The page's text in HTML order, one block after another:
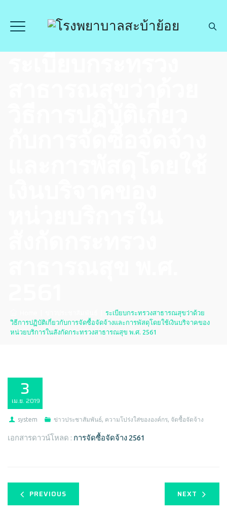
ระเบียบกระทรวง
ระเบียบกระทรวงสาธารณสุขว่าด้วย
วิธีการปฏิบัติเกี่ยวกับการจัดซื้อจัดจ้างและการพัสดุโดยใช้เงินบริจาคของ
หน่วยบริการในสังกัดกระทรวงสาธารณสุข พ.ศ. 2561
3
เม.ย. 2019
system ข่าวประชาสัมพันธ์, ความโปร่งใส่ขององค์กร, จัดซื้อจัดจ้าง
เอกสารดาวน์โหลด : การจัดซื้อจัดจ้าง 2561
PREVIOUS NEXT